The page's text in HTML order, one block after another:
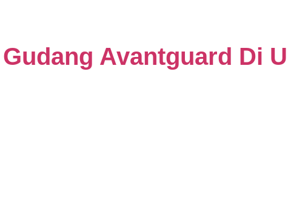
Avantguard Di